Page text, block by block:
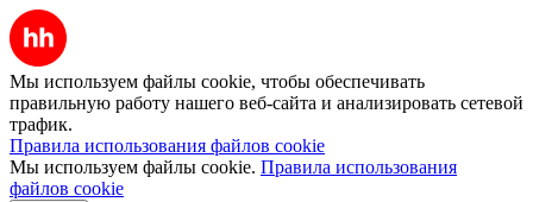
Мы используем файлы cookie, чтобы обеспечивать
правильную работу нашего веб-сайта и анализировать сетевой
трафик.
Правила использования файлов cookie
Мы используем файлы cookie. Правила использования
файлов cookie